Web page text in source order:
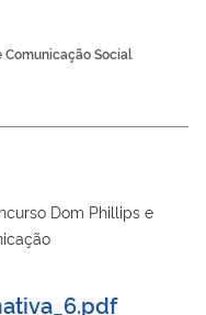
Comunicação Social
Dom Phillips e